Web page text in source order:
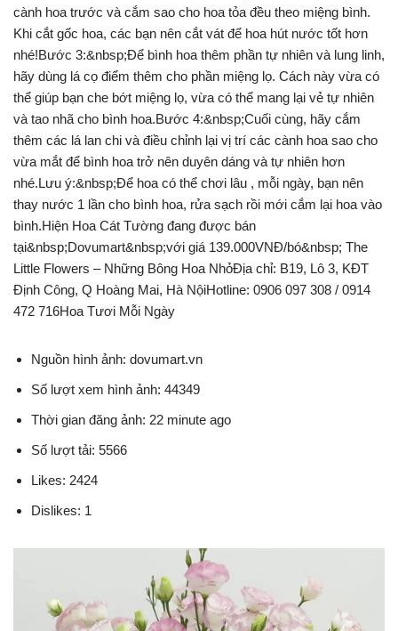
cành hoa trước và cắm sao cho hoa tỏa đều theo miệng bình.
Khi cắt gốc hoa, các bạn nên cắt vát để hoa hút nước tốt hơn
nhé!Bước 3:&nbsp;Để bình hoa thêm phần tự nhiên và lung linh,
hãy dùng lá cọ điểm thêm cho phần miệng lọ. Cách này vừa có
thể giúp bạn che bớt miệng lọ, vừa có thể mang lại vẻ tự nhiên
và tao nhã cho bình hoa.Bước 4:&nbsp;Cuối cùng, hãy cắm
thêm các lá lan chi và điều chỉnh lại vị trí các cành hoa sao cho
vừa mắt để bình hoa trở nên duyên dáng và tự nhiên hơn
nhé.Lưu ý:&nbsp;Để hoa có thể chơi lâu , mỗi ngày, bạn nên
thay nước 1 lần cho bình hoa, rửa sạch rồi mới cắm lại hoa vào
bình.Hiện Hoa Cát Tường đang được bán
tại&nbsp;Dovumart&nbsp;với giá 139.000VNĐ/bó&nbsp; The
Little Flowers – Những Bông Hoa NhỏĐịa chỉ: B19, Lô 3, KĐT
Định Công, Q Hoàng Mai, Hà NộiHotline: 0906 097 308 / 0914
472 716Hoa Tươi Mỗi Ngày
Nguồn hình ảnh: dovumart.vn
Số lượt xem hình ảnh: 44349
Thời gian đăng ảnh: 22 minute ago
Số lượt tải: 5566
Likes: 2424
Dislikes: 1